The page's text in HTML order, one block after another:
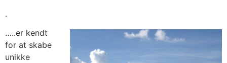
.
…..er kendt
for at skabe
unikke